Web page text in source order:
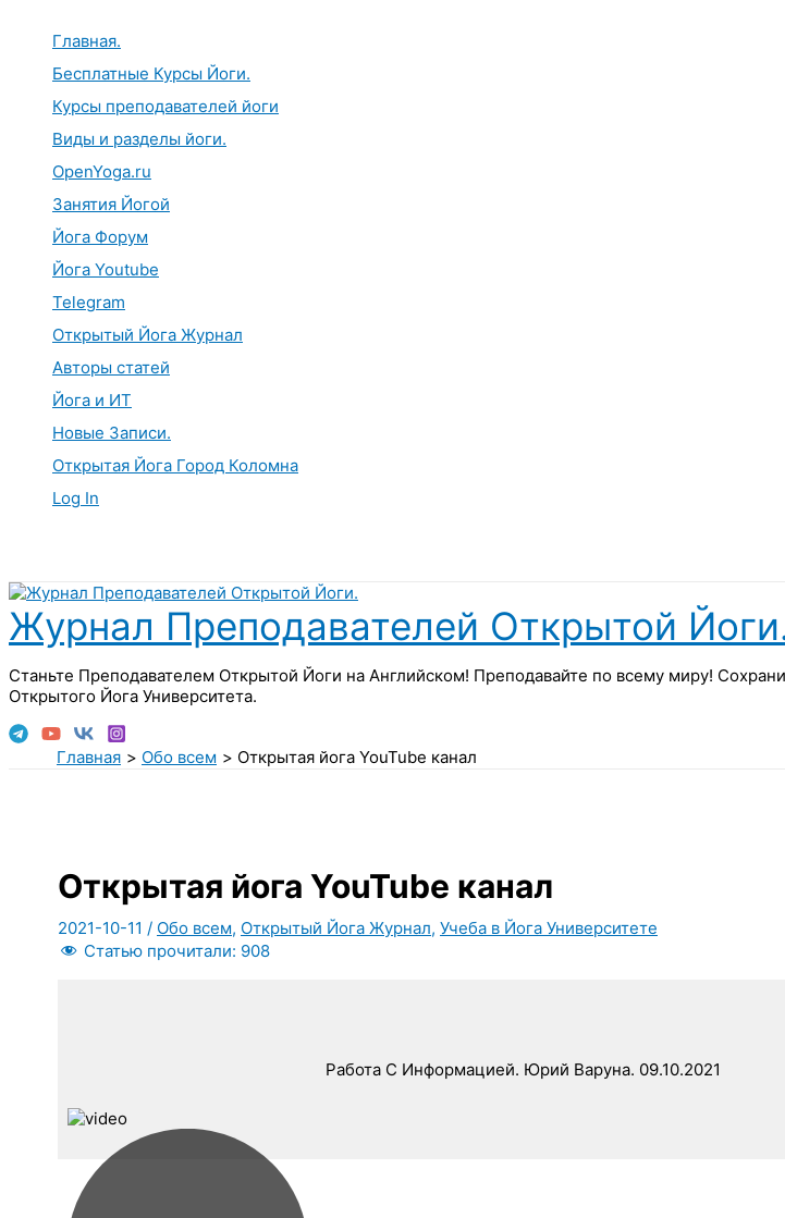
Главная.
Бесплатные Курсы Йоги.
Курсы преподавателей йоги
Виды и разделы йоги.
OpenYoga.ru
Занятия Йогой
Йога Форум
Йога Youtube
Telegram
Открытый Йога Журнал
Авторы статей
Йога и ИТ
Новые Записи.
Открытая Йога Город Коломна
Log In
Журнал Преподавателей Открытой
Станьте Преподавателем Открытой Йоги на Английском! Преподавайте по всему миру!
Открытого Йога Университета.
Главная Обо всем Открытая йога YouTube канал
Открытая йога YouTube канал
2021-10-11 / Обо всем, Открытый Йога Журнал, Учеба в Йога Университете
Статью прочитали: 908
Работа С Информацией. Юрий Варуна. 09.10.2021